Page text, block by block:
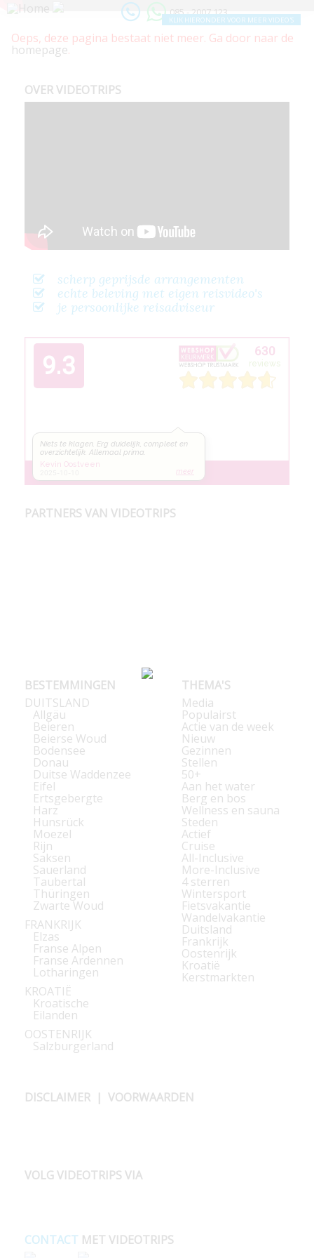
085 - 2007 123
KLIK HIERONDER VOOR MEER VIDEO'S
Oeps, deze pagina bestaat niet meer. Ga door naar de
homepage.
OVER VIDEOTRIPS
scherp geprijsde arrangementen
echte beleving met eigen reisvideo's
je persoonlijke reisadviseur
PARTNERS VAN VIDEOTRIPS
BESTEMMINGEN
DUITSLAND
Allgäu
Beieren
Beierse Woud
Bodensee
Donau
Duitse Waddenzee
Eifel
Ertsgebergte
Harz
Hunsrück
Moezel
Rijn
Saksen
Sauerland
Taubertal
Thüringen
Zwarte Woud
FRANKRIJK
Elzas
Franse Alpen
Franse Ardennen
Lotharingen
KROATIË
Kroatische
Eilanden
OOSTENRIJK
Salzburgerland
THEMA'S
Media
Populairst
Actie van de week
Nieuw
Gezinnen
Stellen
50+
Aan het water
Berg en bos
Wellness en sauna
Steden
Actief
Cruise
All-Inclusive
More-Inclusive
4 sterren
Wintersport
Fietsvakantie
Wandelvakantie
Duitsland
Frankrijk
Oostenrijk
Kroatië
Kerstmarkten
DISCLAIMER | VOORWAARDEN
VOLG VIDEOTRIPS VIA
CONTACT MET VIDEOTRIPS